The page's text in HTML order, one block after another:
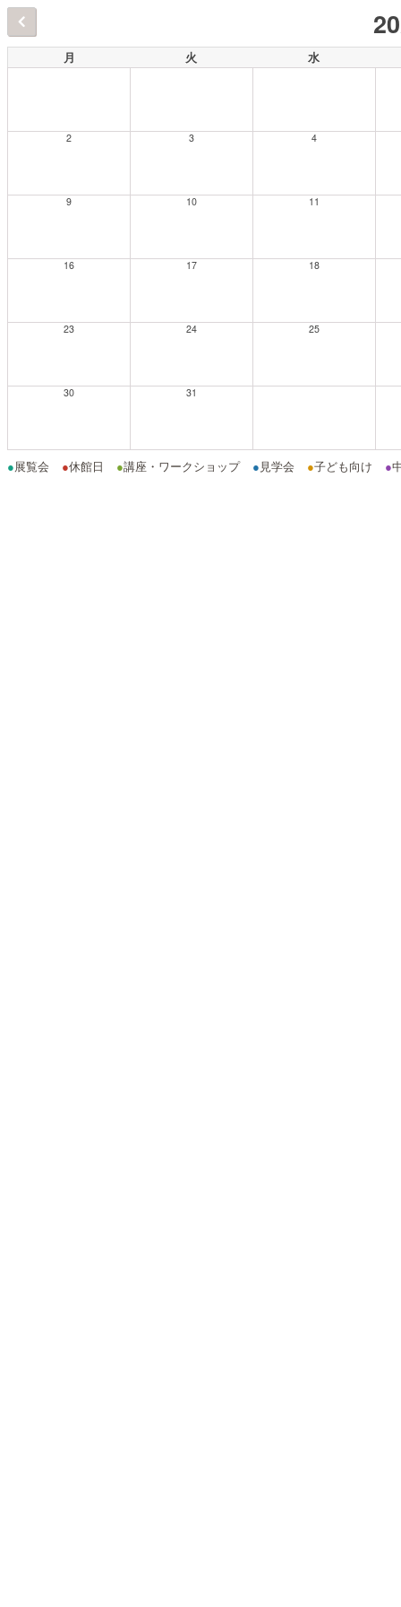
月 火 水
2 3 4
9 10 11
16 17 18
23 24 25
30 31
●展覧会 ●休館日 ●講座・ワークショップ ● 見学会 ●子ども向け ●